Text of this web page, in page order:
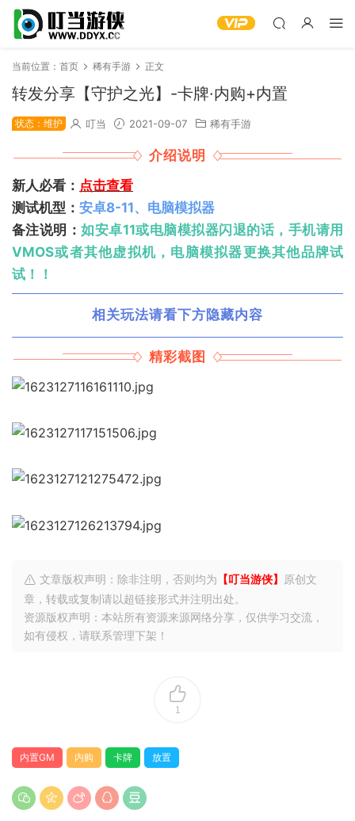
当前位置： 首页 稀有手游 正文
转发分享【守护之光】-卡牌·内购+内置
状态：维护 叮当 2021-09-07 稀有手游
介绍说明
新人必看： 点击查看
测试机型： 安卓8-11、电脑模拟器
备注说明：如安卓11或电脑模拟器闪退的话，手机请用
VMOS或者其他虚拟机，电脑模拟器更换其他品牌试
试！！
相关玩法请看下方隐藏内容
精彩截图
文章版权声明：除非注明，否则均为 【叮当游侠】
原创文
章，转载或复制请以超链接形式并注明出处。
资源版权声明：本站所有资源来源网络分享，仅供学习交流，
如有侵权，请联系管理下架！
1
内置GM 内购 卡牌 放置